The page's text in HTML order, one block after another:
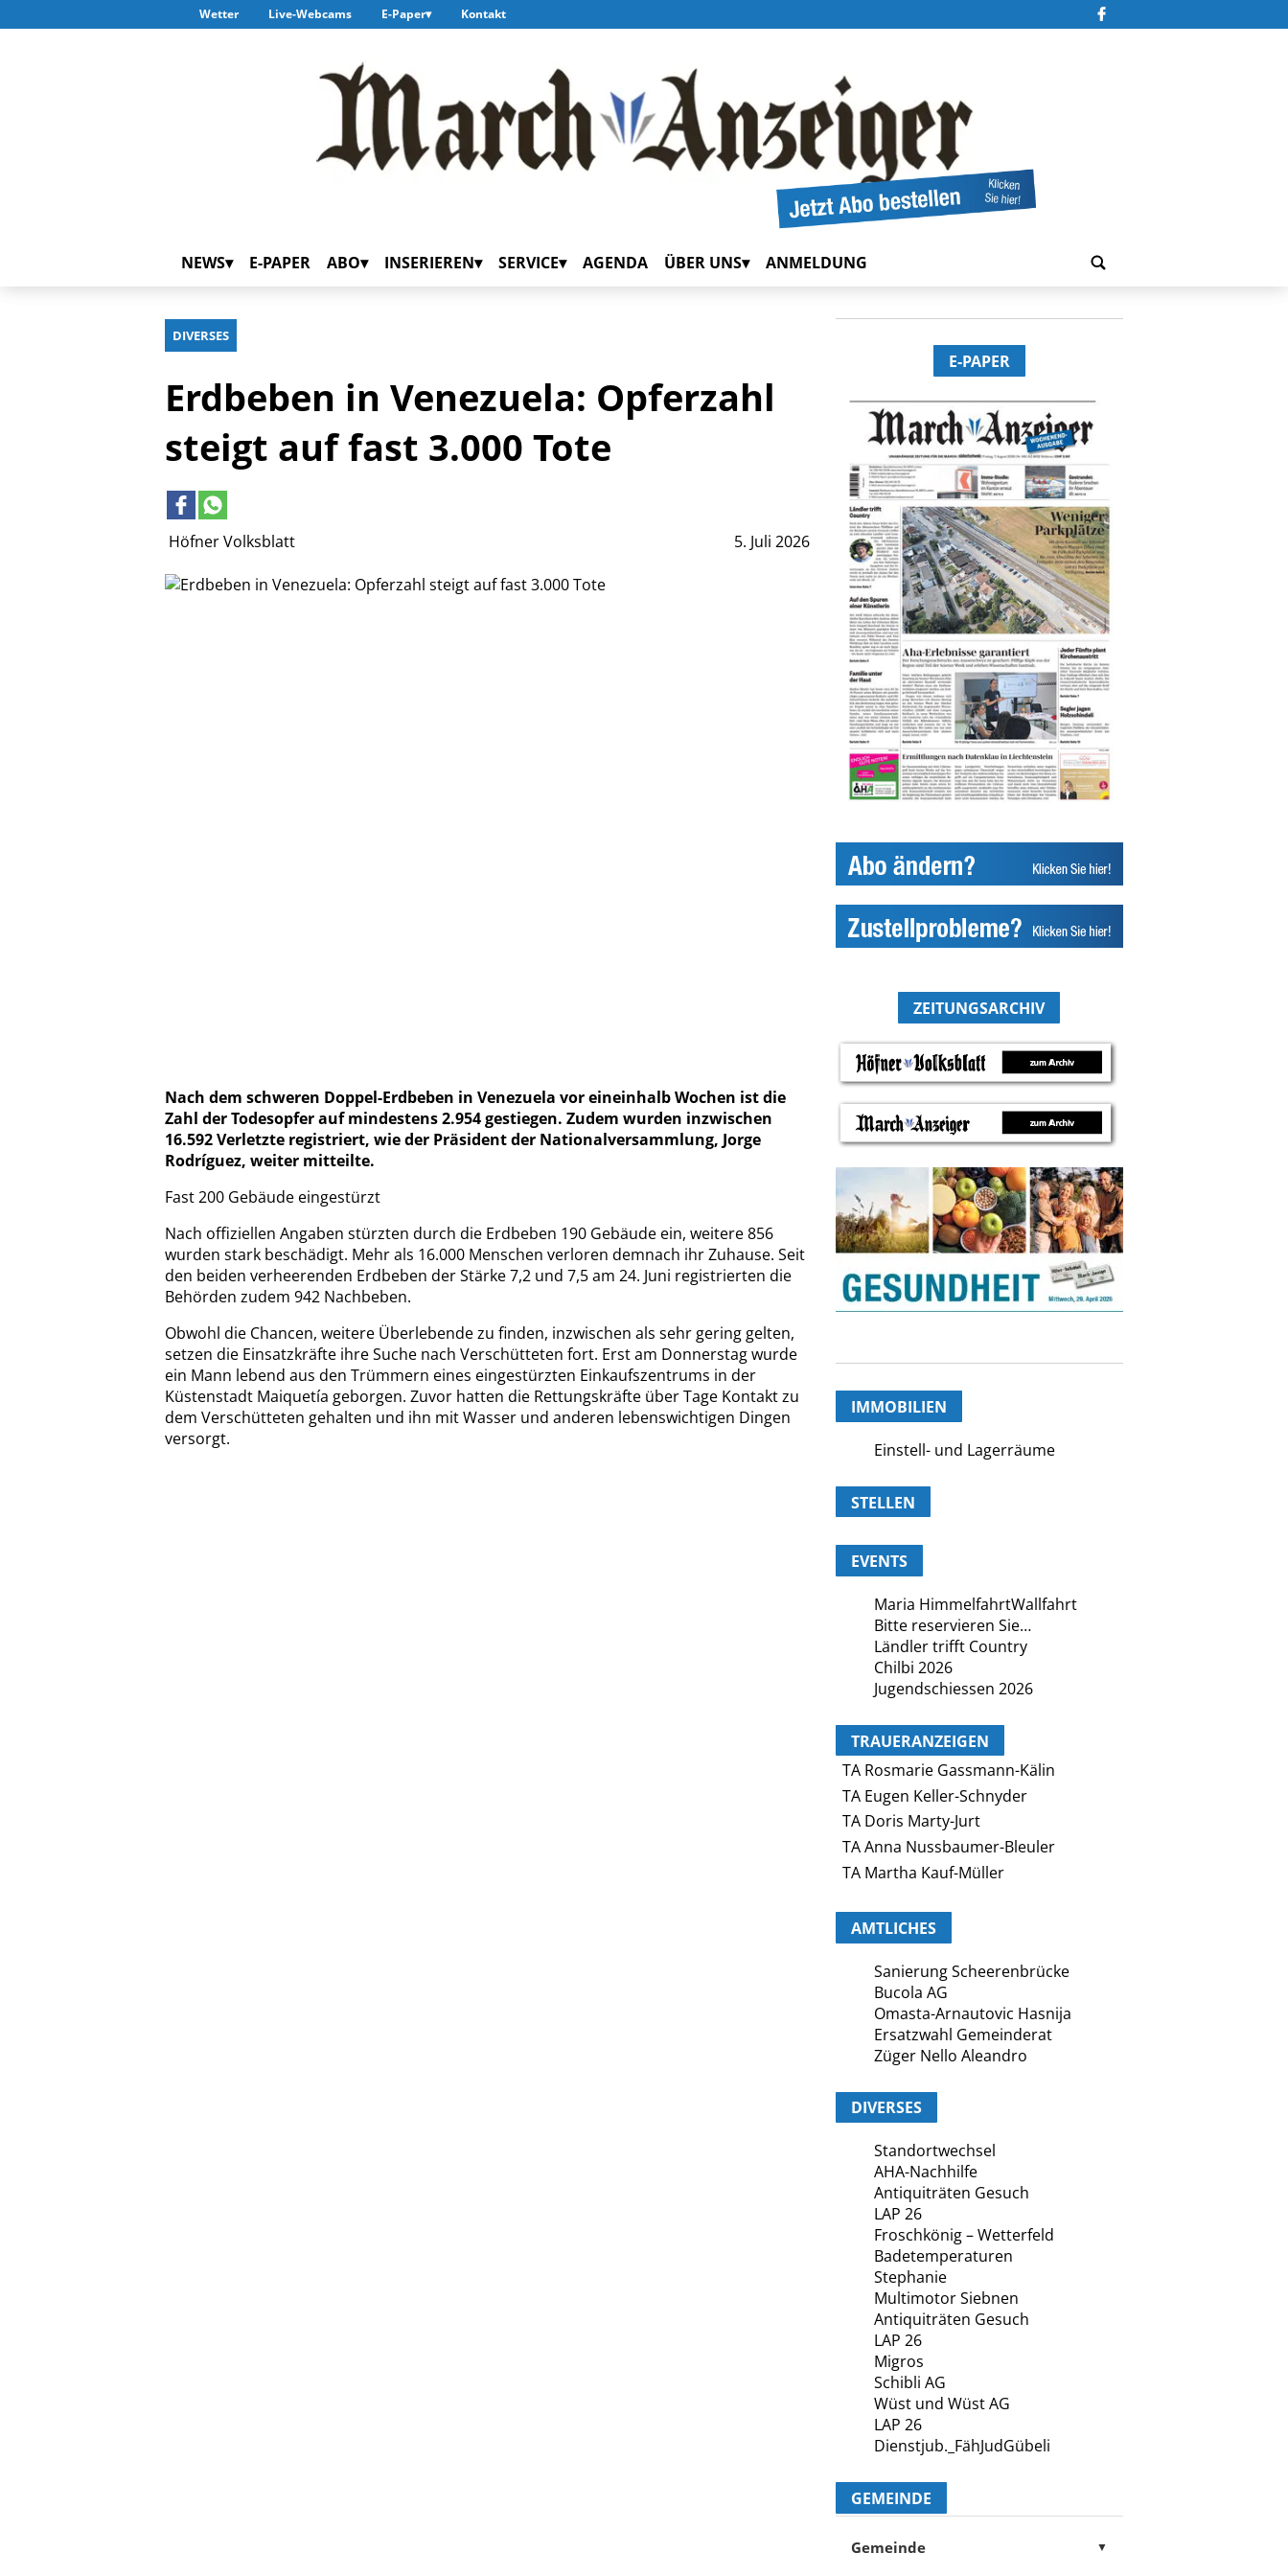
Wetter Live-Webcams E-Paper Kontakt
NEWS E-PAPER ABO INSERIEREN SERVICE AGENDA ÜBER UNS ANMELDUNG
DIVERSES
Höfner Volksblatt 5. Juli 2026
Erdbeben in Venezuela: Opferzahl
steigt auf fast 3.000 Tote
Nach dem schweren Doppel-Erdbeben in Venezuela vor eineinhalb Wochen ist die
Zahl der Todesopfer auf mindestens 2.954 gestiegen. Zudem wurden inzwischen
16.592 Verletzte registriert, wie der Präsident der Nationalversammlung, Jorge
Rodríguez, weiter mitteilte.
Fast 200 Gebäude eingestürzt
Nach offiziellen Angaben stürzten durch die Erdbeben 190 Gebäude ein, weitere 856
wurden stark beschädigt. Mehr als 16.000 Menschen verloren demnach ihr Zuhause. Seit
den beiden verheerenden Erdbeben der Stärke 7,2 und 7,5 am 24. Juni registrierten die
Behörden zudem 942 Nachbeben.
Obwohl die Chancen, weitere Überlebende zu finden, inzwischen als sehr gering gelten,
setzen die Einsatzkräfte ihre Suche nach Verschütteten fort. Erst am Donnerstag wurde
ein Mann lebend aus den Trümmern eines eingestürzten Einkaufszentrums in der
Küstenstadt Maiquetía geborgen. Zuvor hatten die Rettungskräfte über Tage Kontakt zu
dem Verschütteten gehalten und ihn mit Wasser und anderen lebenswichtigen Dingen
versorgt.
E-PAPER
ZEITUNGSARCHIV
IMMOBILIEN
Einstell- und Lagerräume
STELLEN
EVENTS
Maria HimmelfahrtWallfahrt
Bitte reservieren Sie…
Ländler trifft Country
Chilbi 2026
Jugendschiessen 2026
TRAUERANZEIGEN
TA Rosmarie Gassmann-Kälin
TA Eugen Keller-Schnyder
TA Doris Marty-Jurt
TA Anna Nussbaumer-Bleuler
TA Martha Kauf-Müller
AMTLICHES
Sanierung Scheerenbrücke
Bucola AG
Omasta-Arnautovic Hasnija
Ersatzwahl Gemeinderat
Züger Nello Aleandro
DIVERSES
Standortwechsel
AHA-Nachhilfe
Antiquiträten Gesuch
LAP 26
Froschkönig – Wetterfeld
Badetemperaturen
Stephanie
Multimotor Siebnen
Antiquiträten Gesuch
LAP 26
Migros
Schibli AG
Wüst und Wüst AG
LAP 26
Dienstjub._FähJudGübeli
GEMEINDE
Gemeinde ▼